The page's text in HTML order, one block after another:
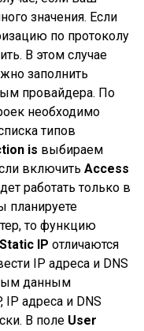
значения. Если
по протоколу
В этом случае
заполнить
провайдера. По
необходимо
типов
is выбираем
включитьAccess
работать только в
планируете
то функцию
Static IP отличаются
IP адреса и DNS
данным
адреса и DNS
В поле User